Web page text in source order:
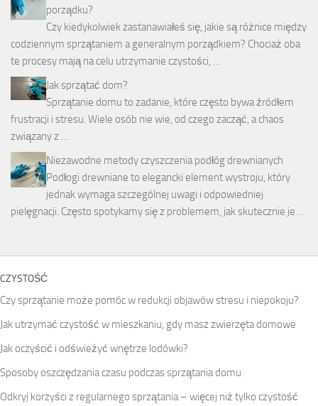
porządku?
Czy kiedykolwiek zastanawiałeś się, jakie są różnice między
codziennym sprzątaniem a generalnym porządkiem? Chociaż oba
te procesy mają na celu utrzymanie czystości, …
Jak sprzątać dom?
Sprzątanie domu to zadanie, które często bywa źródłem
frustracji i stresu. Wiele osób nie wie, od czego zacząć, a chaos
związany z …
Niezawodne metody czyszczenia podłóg drewnianych
Podłogi drewniane to elegancki element wystroju, który
jednak wymaga szczególnej uwagi i odpowiedniej
pielęgnacji. Często spotykamy się z problemem, jak skutecznie je …
CZYSTOŚĆ
Czy sprzątanie może pomóc w redukcji objawów stresu i niepokoju?
Jak utrzymać czystość w mieszkaniu, gdy masz zwierzęta domowe
Jak oczyścić i odświeżyć wnętrze lodówki?
Sposoby oszczędzania czasu podczas sprzątania domu
Odkryj korzyści z regularnego sprzątania – więcej niż tylko czystość